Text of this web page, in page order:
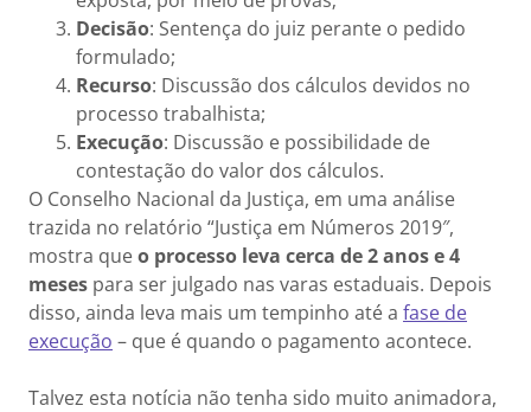
Decisão: Sentença do juiz perante o pedido
formulado;
Recurso: Discussão dos cálculos devidos no
processo trabalhista;
Execução: Discussão e possibilidade de
contestação do valor dos cálculos.
O Conselho Nacional da Justiça, em uma análise
trazida no relatório “Justiça em Números 2019″,
mostra queo processo leva cerca de 2 anos e 4
meses para ser julgado nas varas estaduais. Depois
disso, ainda leva mais um tempinho até a fase de
execução – que é quando o pagamento acontece.
Talvez esta notícia não tenha sido muito animadora,